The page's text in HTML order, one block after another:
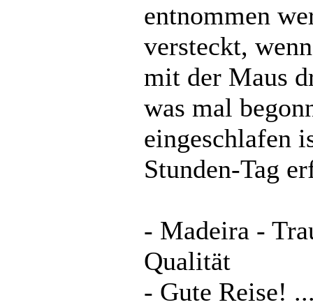
entnommen
versteckt,
mit der Maus
was mal
eingeschlafen
Stunden-Tag
- Madeira -
Qualität
- Gute Reise!